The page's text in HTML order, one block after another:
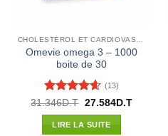
CHOLESTÉROL ET CARDIOVASCULAIRE
Omevie omega 3 – 1000
boite de 30
Note4.54
sur 5
(13)
31.346D.T Le
initial
était :
27.584D.TLe
LIRE LA SUITE